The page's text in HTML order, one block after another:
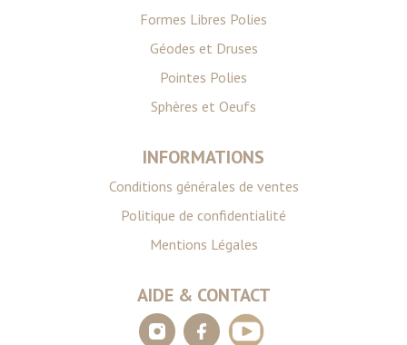
Formes Libres Polies
Géodes et Druses
Pointes Polies
Sphères et Oeufs
INFORMATIONS
Conditions générales de ventes
Politique de confidentialité
Mentions Légales
AIDE & CONTACT